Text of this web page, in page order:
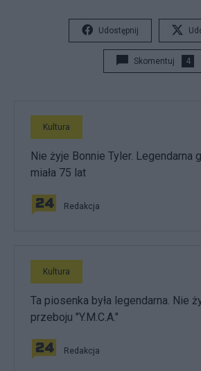
Udostępnij
Skomentuj 4
Kultura
Nie żyje Bonnie Tyler. Legendarna
miała 75 lat
Redakcja
Kultura
Ta piosenka była legendarna. Nie
przeboju "Y.M.C.A."
Redakcja